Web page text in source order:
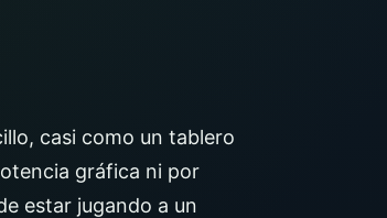
casi como un tablero
gráfica ni por
estar jugando a un